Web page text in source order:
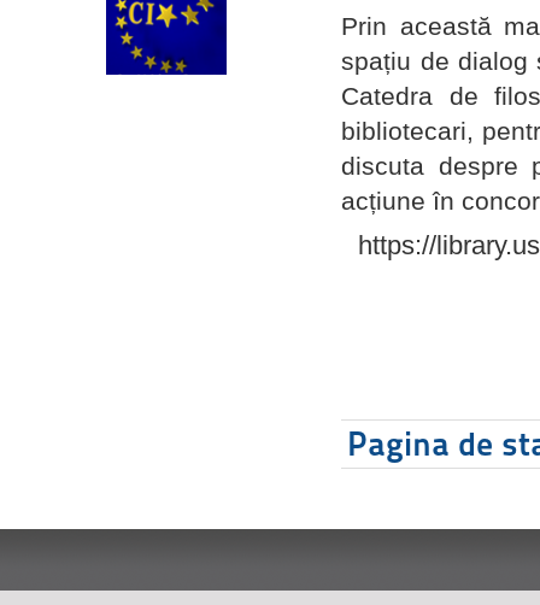
Prin această
spațiu de dialog
Catedra de
bibliotecari,
discuta despre
acțiune în
https://
Pagina de